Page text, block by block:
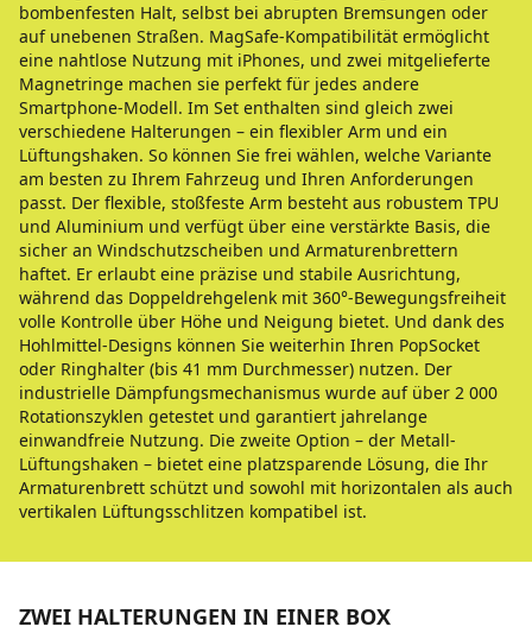
bombenfesten Halt, selbst bei abrupten Bremsungen oder
auf unebenen Straßen. MagSafe-Kompatibilität ermöglicht
eine nahtlose Nutzung mit iPhones, und zwei mitgelieferte
Magnetringe machen sie perfekt für jedes andere
Smartphone-Modell. Im Set enthalten sind gleich zwei
verschiedene Halterungen – ein flexibler Arm und ein
Lüftungshaken. So können Sie frei wählen, welche Variante
am besten zu Ihrem Fahrzeug und Ihren Anforderungen
passt. Der flexible, stoßfeste Arm besteht aus robustem TPU
und Aluminium und verfügt über eine verstärkte Basis, die
sicher an Windschutzscheiben und Armaturenbrettern
haftet. Er erlaubt eine präzise und stabile Ausrichtung,
während das Doppeldrehgelenk mit 360°-Bewegungsfreiheit
volle Kontrolle über Höhe und Neigung bietet. Und dank des
Hohlmittel-Designs können Sie weiterhin Ihren PopSocket
oder Ringhalter (bis 41 mm Durchmesser) nutzen. Der
industrielle Dämpfungsmechanismus wurde auf über 2 000
Rotationszyklen getestet und garantiert jahrelange
einwandfreie Nutzung. Die zweite Option – der Metall-
Lüftungshaken – bietet eine platzsparende Lösung, die Ihr
Armaturenbrett schützt und sowohl mit horizontalen als auch
vertikalen Lüftungsschlitzen kompatibel ist.
ZWEI HALTERUNGEN IN EINER BOX